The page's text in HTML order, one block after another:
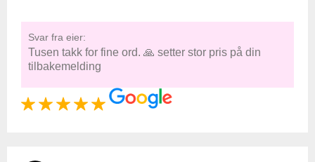
Svar fra eier:
Tusen takk for fine ord. 🙏 setter stor pris på din
tilbakemelding